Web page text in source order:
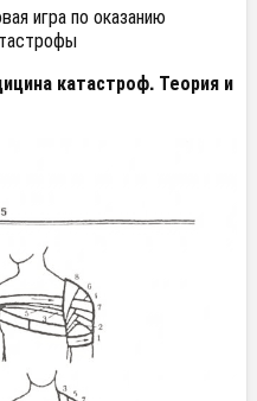
игра по оказанию
катастроф. Теория и